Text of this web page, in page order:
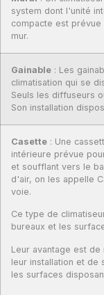
system dont l'unité
compacte est
mur.
Gainable : Les
climatisation qui se
Seuls les diffuseurs
Son installation
Casette : Une
intérieure prévue
et soufflant vers le
d'air, on les appelle
voie.
Ce type de
bureaux et les
Leur avantage est
leur installation et de
les surfaces